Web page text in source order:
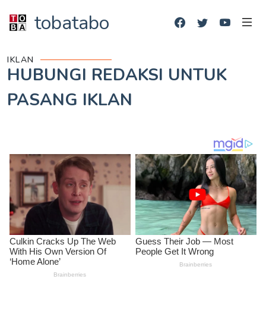
tobatabo
IKLAN
HUBUNGI REDAKSI UNTUK
PASANG IKLAN